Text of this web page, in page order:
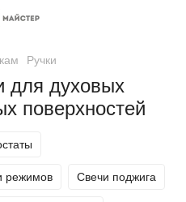
Ручки
для духовых
поверхностей
режимов Свечи поджига